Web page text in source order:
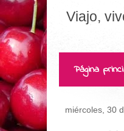
Viajo,
Página
miércoles, 30